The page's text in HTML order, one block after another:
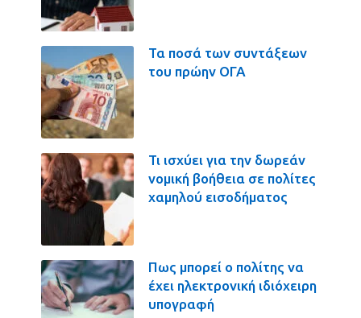
Τα ποσά των συντάξεων
του πρώην ΟΓΑ
Τι ισχύει για την δωρεάν
νομική βοήθεια σε πολίτες
χαμηλού εισοδήματος
Πως μπορεί ο πολίτης να
έχει ηλεκτρονική ιδιόχειρη
υπογραφή